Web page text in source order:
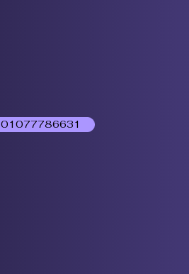
01077786631